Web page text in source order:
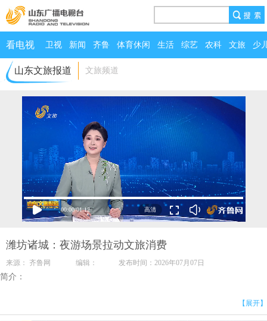
看电视 卫视 新闻 齐鲁 体育休闲 生活 综艺 农科 文旅 少
山东文旅报道 文旅频道
00:00/01:12
潍坊诸城：夜游场景拉动文旅消费
来源： 齐鲁网 编辑： 发布时间：2026年07月07日
简介：
【展开】